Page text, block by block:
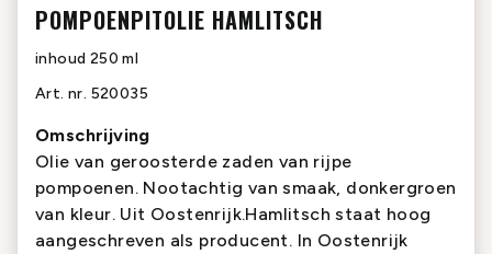
POMPOENPITOLIE HAMLITSCH
inhoud 250 ml
Art. nr. 520035
Omschrijving
Olie van geroosterde zaden van rijpe
pompoenen. Nootachtig van smaak, donkergroen
van kleur. Uit Oostenrijk.Hamlitsch staat hoog
aangeschreven als producent. In Oostenrijk